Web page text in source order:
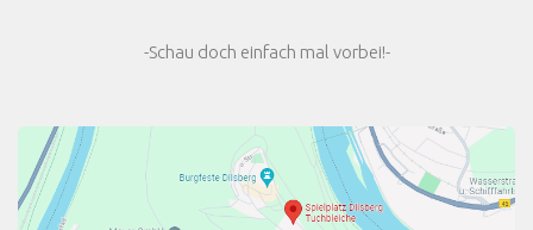
-Schau doch einfach mal vorbei!-